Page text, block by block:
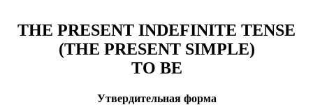
THE PRESENT INDEFINITE TENSE
(THE PRESENT SIMPLE)
TO BE
Утвердительная форма